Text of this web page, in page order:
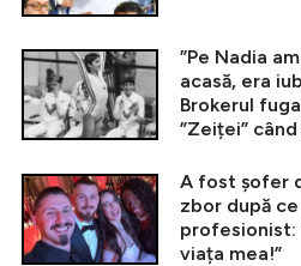
”Pe Nadia
acasă, era
Brokerul
”Zeiței”
A fost șofer
zbor după
profesionist:
viața mea!”